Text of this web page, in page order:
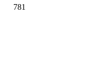
781